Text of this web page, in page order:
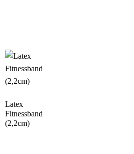
Latex
Fitnessband
(2,2cm)